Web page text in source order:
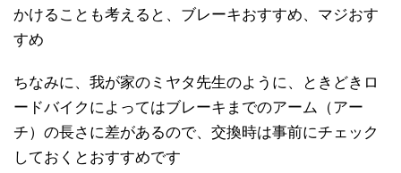
かけることも考えると、ブレーキおすすめ、マジおす
すめ
ちなみに、我が家のミヤタ先生のように、ときどきロ
ードバイクによってはブレーキまでのアーム（アー
チ）の長さに差があるので、交換時は事前にチェック
しておくとおすすめです